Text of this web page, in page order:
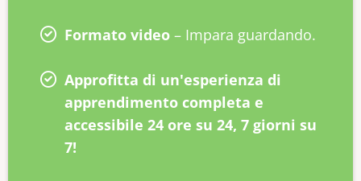
Formato video – Impara guardando.
Approfitta di un'esperienza di
apprendimento completa e
accessibile 24 ore su 24, 7 giorni su
7!